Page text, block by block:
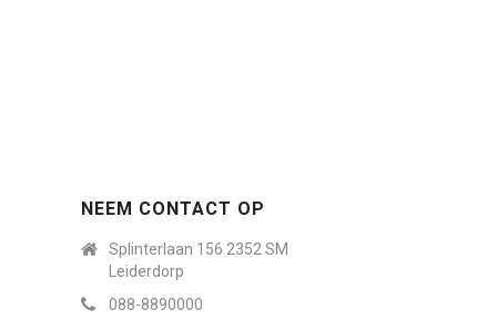
NEEM CONTACT OP
Splinterlaan 156 2352 SM
Leiderdorp
088-8890000